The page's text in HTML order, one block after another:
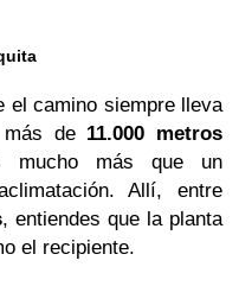
el camino siempre lleva
de 11.000 metros
mucho más que un
Allí, entre
, entiendes que la planta
el recipiente.